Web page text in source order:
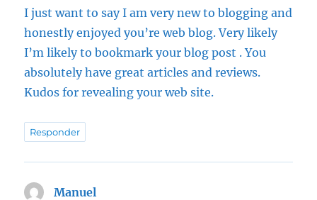
I just want to say I am very new to blogging and
honestly enjoyed you’re web blog. Very likely
I’m likely to bookmark your blog post . You
absolutely have great articles and reviews.
Kudos for revealing your web site.
Responder
Manuel